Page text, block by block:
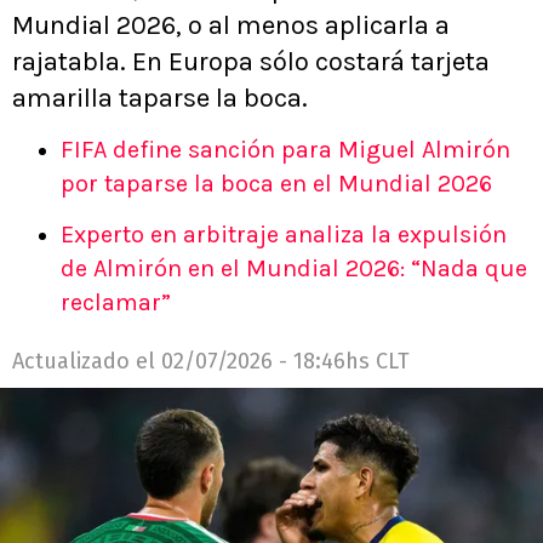
Mundial 2026, o al menos aplicarla a
rajatabla. En Europa sólo costará tarjeta
amarilla taparse la boca.
FIFA define sanción para Miguel Almirón
por taparse la boca en el Mundial 2026
Experto en arbitraje analiza la expulsión
de Almirón en el Mundial 2026: “Nada que
reclamar”
Actualizado el 02/07/2026 - 18:46hs CLT